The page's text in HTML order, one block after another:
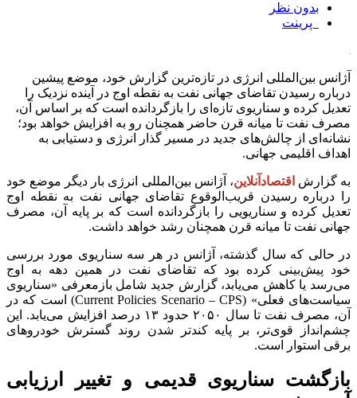
بدون نظر
پرینت
آژانس بین‌المللی انرژی در تازه‌ترین گزارش خود، موضع پیشین
درباره رسیدن تقاضای جهانی نفت به نقطه اوج در آینده نزدیک را
تعدیل کرده و سناریوی تازه‌ای را بازگردانده است که بر اساس آن،
مصرف نفت تا میانه قرن حاضر همچنان رو به افزایش خواهد بود؛
نشانه‌ای از چالش‌های جدید در مسیر گذار انرژی و دستیابی به
اهداف اقلیمی جهانی.
به گزارش اقتصادآنلاین، آژانس بین‌المللی انرژی بار دیگر موضع خود
را درباره رسیدن قریب‌الوقوع تقاضای جهانی نفت به نقطه اوج
تعدیل کرده و سناریویی را بازگردانده است که بر پایه آن، مصرف
جهانی نفت تا میانه قرن همچنان رشد خواهد داشت.
در حالی که سال گذشته، آژانس در هر سه سناریوی مورد بررسی
خود پیش‌بینی کرده بود که تقاضای نفت در همین دهه به اوج
می‌رسد یا کاهش می‌یابد، گزارش جدید شامل بازمعرفی «سناریوی
سیاست‌های فعلی» (Current Policies Scenario – CPS) است که در
آن، مصرف نفت تا سال ۲۰۵۰ حدود ۱۳ درصد افزایش می‌یابد. این
چشم‌انداز قوی‌تر، بر پایه کندتر شدن روند گسترش خودرو‌های
برقی استوار است.
بازگشت سناریوی قدیمی و تغییر ارزیابی